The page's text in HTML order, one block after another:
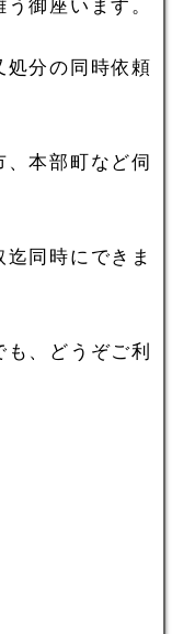
御座います。
処分の同時依頼
本部町など伺
同時にできま
、どうぞご利